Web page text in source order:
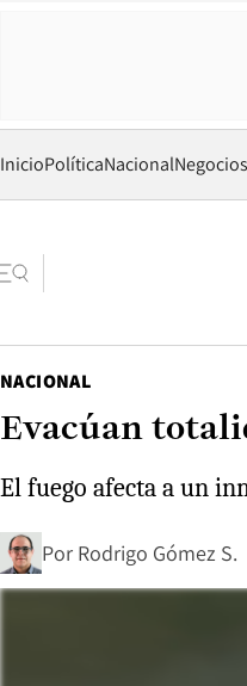
InicioPolíticaNacionalNegocios
NACIONAL
Evacúan
El fuego afecta a un
Por Rodrigo Gómez S.